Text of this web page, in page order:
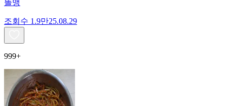
똘맹
조회수 1.9만25.08.29
999+